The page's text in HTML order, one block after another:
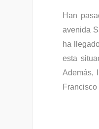
Han
avenida
ha
esta
Además,